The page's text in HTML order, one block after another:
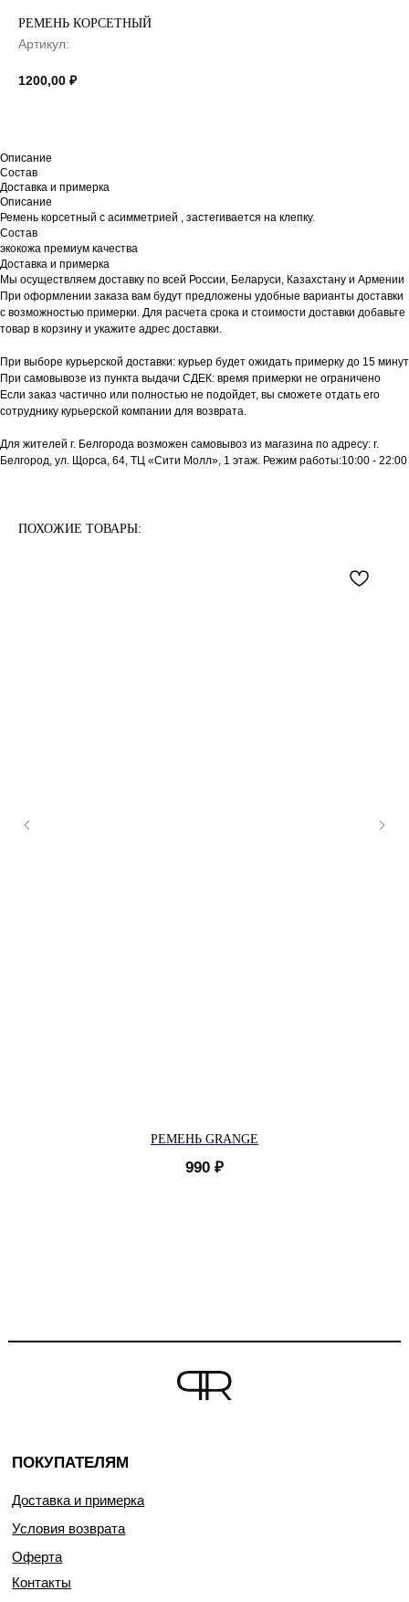
РЕМЕНЬ КОРСЕТНЫЙ
Артикул:
1200,00 ₽
Описание
Состав
Доставка и примерка
Описание
Ремень корсетный с асимметрией , застегивается на клепку.
Состав
экокожа премиум качества
Доставка и примерка
Мы осуществляем доставку по всей России, Беларуси, Казахстану и Армении
При оформлении заказа вам будут предложены удобные варианты доставки
с возможностью примерки. Для расчета срока и стоимости доставки добавьте
товар в корзину и укажите адрес доставки.
При выборе курьерской доставки: курьер будет ожидать примерку до 15 минут
При самовывозе из пункта выдачи СДЕК: время примерки не ограничено
Если заказ частично или полностью не подойдет, вы сможете отдать его
сотруднику курьерской компании для возврата.
Для жителей г. Белгорода возможен самовывоз из магазина по адресу: г.
Белгород, ул. Щорса, 64, ТЦ «Сити Молл», 1 этаж. Режим работы:10:00 - 22:00
ПОХОЖИЕ ТОВАРЫ:
РЕМЕНЬ GRANGE
990 ₽
ПОКУПАТЕЛЯМ
Доставка и примерка
Условия возврата
Оферта
Контакты